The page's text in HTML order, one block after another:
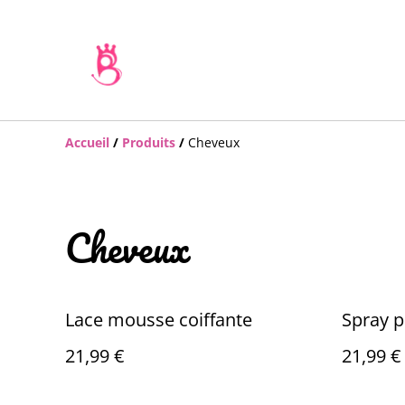
Accueil / Produits / Cheveux
Cheveux
Lace mousse coiffante
21,99 €
Spray
21,99 €